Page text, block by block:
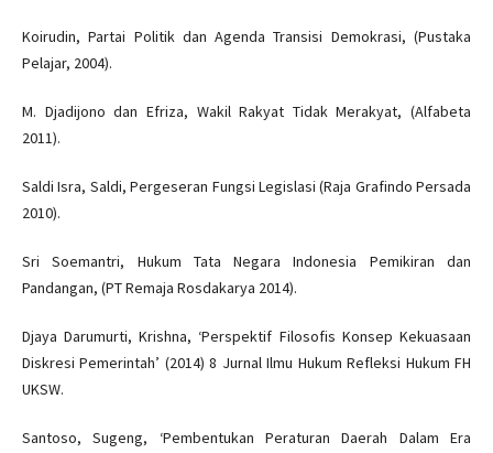
Koirudin, Partai Politik dan Agenda Transisi Demokrasi, (Pustaka
Pelajar, 2004).
M. Djadijono dan Efriza, Wakil Rakyat Tidak Merakyat, (Alfabeta
2011).
Saldi Isra, Saldi, Pergeseran Fungsi Legislasi (Raja Grafindo Persada
2010).
Sri Soemantri, Hukum Tata Negara Indonesia Pemikiran dan
Pandangan, (PT Remaja Rosdakarya 2014).
Djaya Darumurti, Krishna, ‘Perspektif Filosofis Konsep Kekuasaan
Diskresi Pemerintah’ (2014) 8 Jurnal Ilmu Hukum Refleksi Hukum FH
UKSW.
Santoso, Sugeng, ‘Pembentukan Peraturan Daerah Dalam Era